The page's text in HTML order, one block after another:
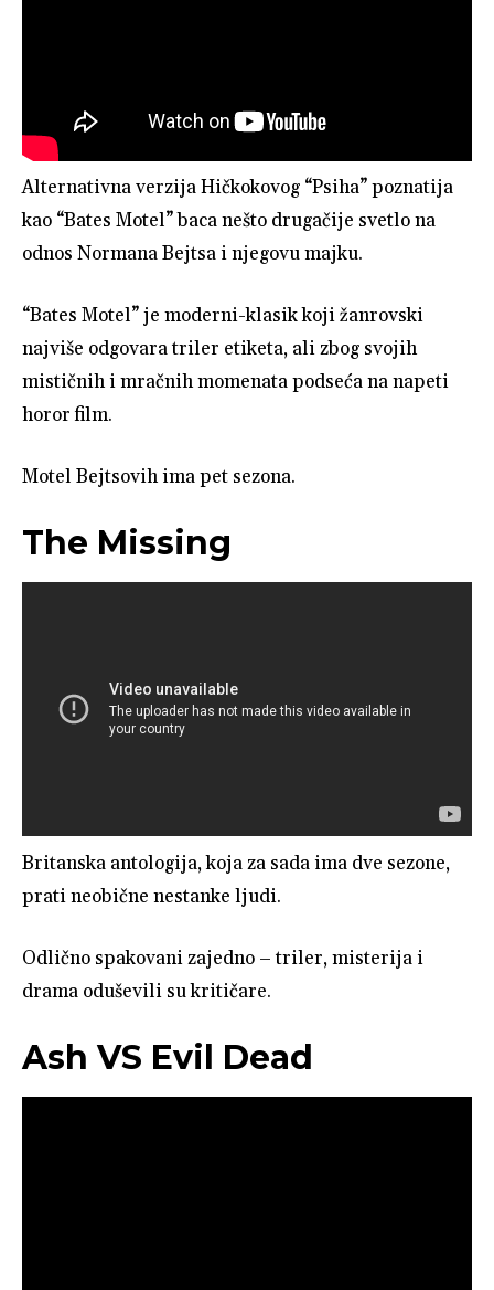
Alternativna verzija Hičkokovog “Psiha” poznatija
kao “Bates Motel” baca nešto drugačije svetlo na
odnos Normana Bejtsa i njegovu majku.
“Bates Motel” je moderni-klasik koji žanrovski
najviše odgovara triler etiketa, ali zbog svojih
mističnih i mračnih momenata podseća na napeti
horor film.
Motel Bejtsovih ima pet sezona.
The Missing
Britanska antologija, koja za sada ima dve sezone,
prati neobične nestanke ljudi.
Odlično spakovani zajedno – triler, misterija i
drama oduševili su kritičare.
Ash VS Evil Dead